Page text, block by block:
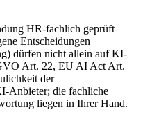
HR-fachlich geprüft
Entscheidungen
dürfen nicht allein auf KI-
Art. 22, EU AI Act Art.
der
Anbieter; die fachliche
liegen in Ihrer Hand.